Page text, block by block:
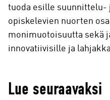
tuoda esille suunnittelu-
opiskelevien nuorten
monimuotoisuutta sekä
innovatiivisille ja
Lue seuraavaksi